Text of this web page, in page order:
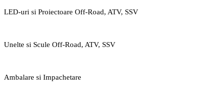
LED-uri si Proiectoare Off-Road, ATV, SSV
Unelte si Scule Off-Road, ATV, SSV
Ambalare si Impachetare